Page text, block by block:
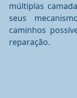
múltiplas
seus
caminhos
reparação.